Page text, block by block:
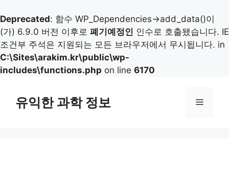
Deprecated: 함수 WP_Dependencies->add_data()이
(가) 6.9.0 버전 이후로 폐기예정인 인수로 호출됐습니다. IE
조건부 주석은 지원되는 모든 브라우저에서 무시됩니다. in
C:\Sites\arakim.kr\public\wp-
includes\functions.php on line 6170
유익한 과학 정보 메